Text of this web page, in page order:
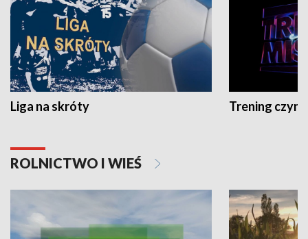
Liga na skróty Trening czyni
ROLNICTWO I WIEŚ